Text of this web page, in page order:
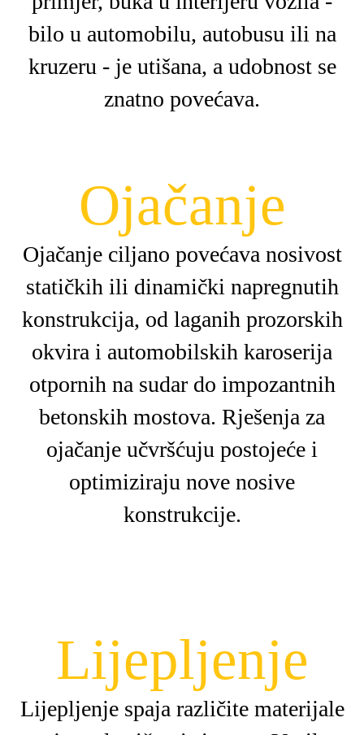
bilo u automobilu, autobusu ili na
kruzeru - je utišana, a udobnost se
znatno povećava.
Ojačanje
Ojačanje ciljano povećava nosivost
statičkih ili dinamički napregnutih
konstrukcija, od laganih prozorskih
okvira i automobilskih karoserija
otpornih na sudar do impozantnih
betonskih mostova. Rješenja za
ojačanje učvršćuju postojeće i
optimiziraju nove nosive
konstrukcije.
Lijepljenje
Lijepljenje spaja različite materijale